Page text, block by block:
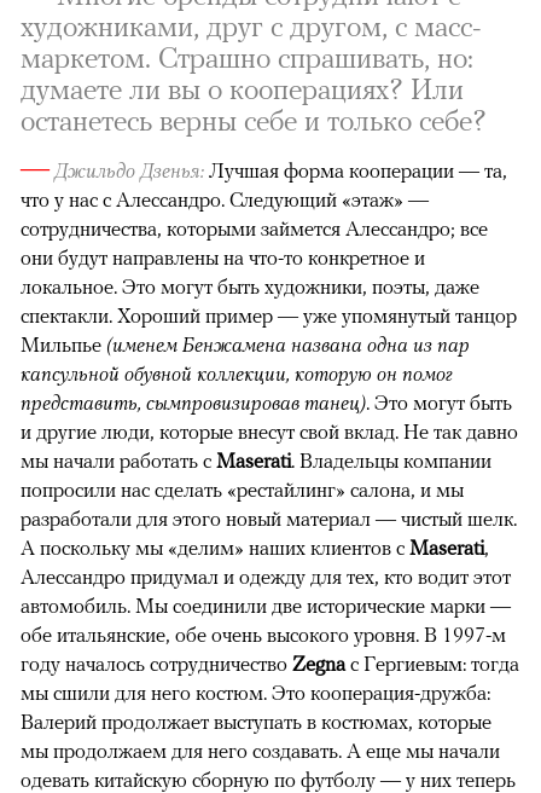
художниками, друг с другом, с масс-
маркетом. Страшно спрашивать, но:
думаете ли вы о кооперациях? Или
останетесь верны себе и только себе?
— Джильдо Дзенья: Лучшая форма кооперации — та,
что у нас с Алессандро. Следующий «этаж» —
сотрудничества, которыми займется Алессандро; все
они будут направлены на что-то конкретное и
локальное. Это могут быть художники, поэты, даже
спектакли. Хороший пример — уже упомянутый танцор
Мильпье (именем Бенжамена названа одна из пар
капсульной обувной коллекции, которую он помог
представить, сымпровизировав танец). Это могут быть
и другие люди, которые внесут свой вклад. Не так давно
мы начали работать с Maserati. Владельцы компании
попросили нас сделать «рестайлинг» салона, и мы
разработали для этого новый материал — чистый шелк.
А поскольку мы «делим» наших клиентов с Maserati,
Алессандро придумал и одежду для тех, кто водит этот
автомобиль. Мы соединили две исторические марки —
обе итальянские, обе очень высокого уровня. В 1997-м
году началось сотрудничество Zegna с Гергиевым: тогда
мы сшили для него костюм. Это кооперация-дружба:
Валерий продолжает выступать в костюмах, которые
мы продолжаем для него создавать. А еще мы начали
одевать китайскую сборную по футболу — у них теперь